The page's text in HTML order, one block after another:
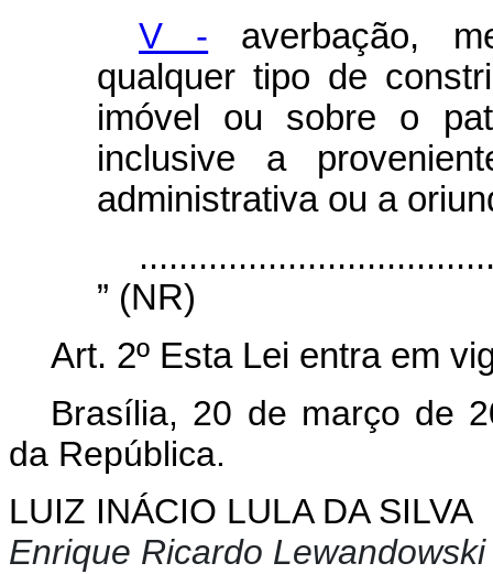
V - averbação,
qualquer tipo de
imóvel ou sobre o
inclusive a
administrativa ou a
” (NR)
Art. 2º Esta Lei entra em
Brasília, 20 de março de
da República.
LUIZ INÁCIO LULA DA SILVA
Enrique Ricardo Lewandowski